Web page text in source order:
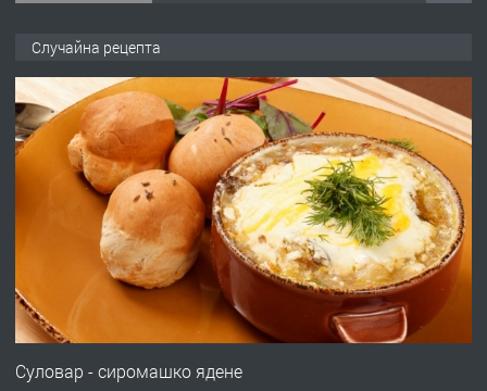
градската градина!
преди 2 дни
ПРОСТОРЕН ТРИСТАЕН
АПАРТАМЕНТ В НОВА СГРАДА КВ.
КУБА
преди 2 дни
ПРЕДЛАГА
Продавам парцел в гр. Хасково кв.
асфалт 0889 537 426
Случайна рецепта
Суловар - сиромашко ядене